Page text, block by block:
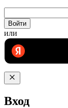
Войти
или
Вход